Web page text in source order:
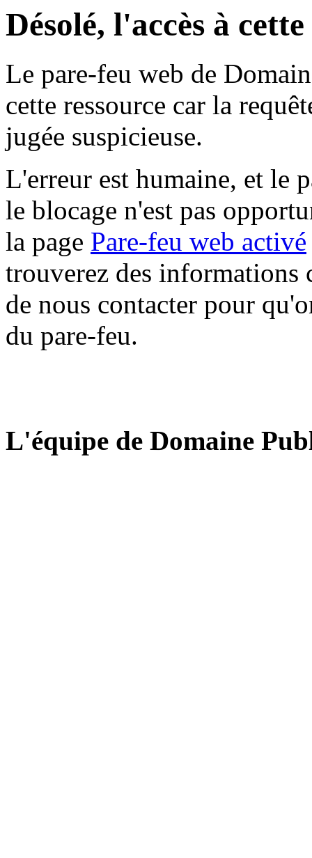
Désolé, l'accès à
Le pare-feu web de
cette ressource car la
jugée suspicieuse.
L'erreur est humaine, et le
le blocage n'est pas
la page Pare-feu web activé
trouverez des informations
de nous contacter pour
du pare-feu.
L'équipe de Domaine